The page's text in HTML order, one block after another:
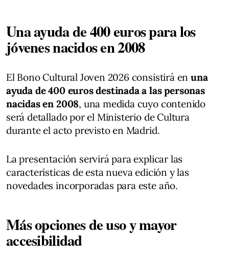
Una ayuda de 400 euros para los
jóvenes nacidos en 2008
El Bono Cultural Joven 2026 consistirá enuna
ayuda de 400 euros destinada a las personas
nacidas en 2008, una medida cuyo contenido
será detallado por el Ministerio de Cultura
durante el acto previsto en Madrid.
La presentación servirá para explicar las
características de esta nueva edición y las
novedades incorporadas para este año.
Más opciones de uso y mayor
accesibilidad